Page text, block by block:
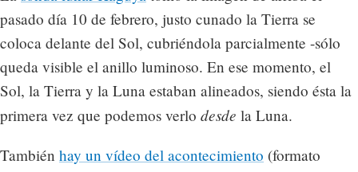
pasado día 10 de febrero, justo cunado la Tierra se
coloca delante del Sol, cubriéndola parcialmente -sólo
queda visible el anillo luminoso. En ese momento, el
Sol, la Tierra y la Luna estaban alineados, siendo ésta la
primera vez que podemos verlo desde la Luna.
También hay un vídeo del acontecimiento (formato